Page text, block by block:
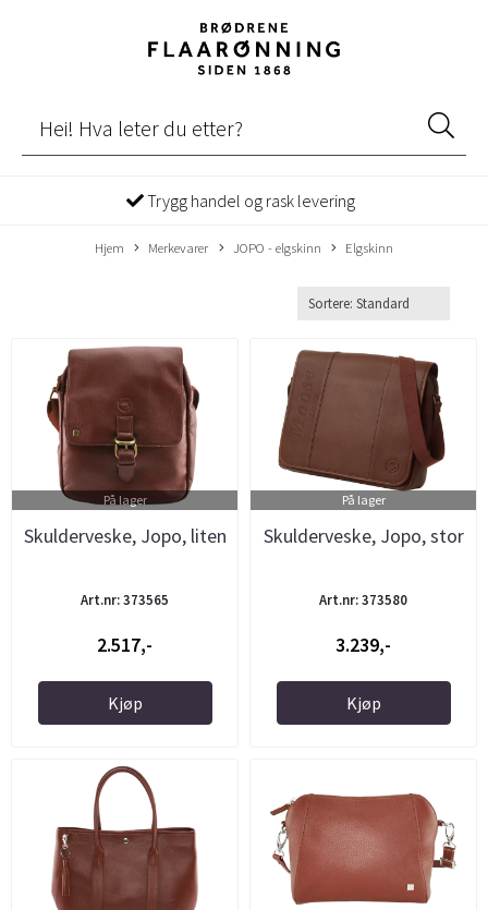
Trygg handel og rask levering
Hjem Merkevarer JOPO - elgskinn Elgskinn
På lager
Skulderveske, Jopo, liten
Art.nr: 373565
2.517,-
Kjøp
På lager
Skulderveske, Jopo, stor
Art.nr: 373580
3.239,-
Kjøp